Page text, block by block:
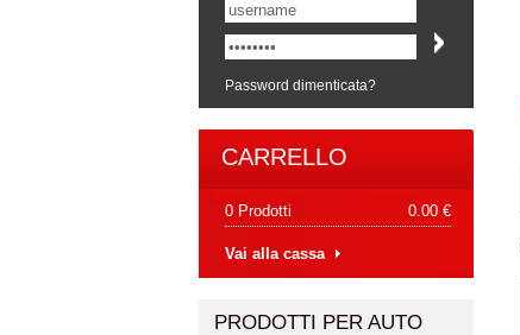
PRODOTTI PER AUTO
Password dimenticata?
CARRELLO
0 Prodotti 0.00 €
Vai alla cassa